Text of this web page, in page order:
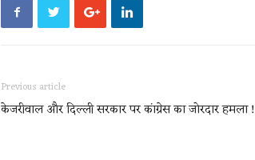
Previous article
केजरीवाल और दिल्ली सरकार पर कांग्रेस का जोरदार हमला !